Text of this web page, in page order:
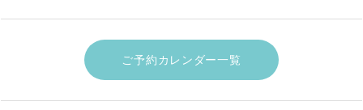
ご予約カレンダー一覧